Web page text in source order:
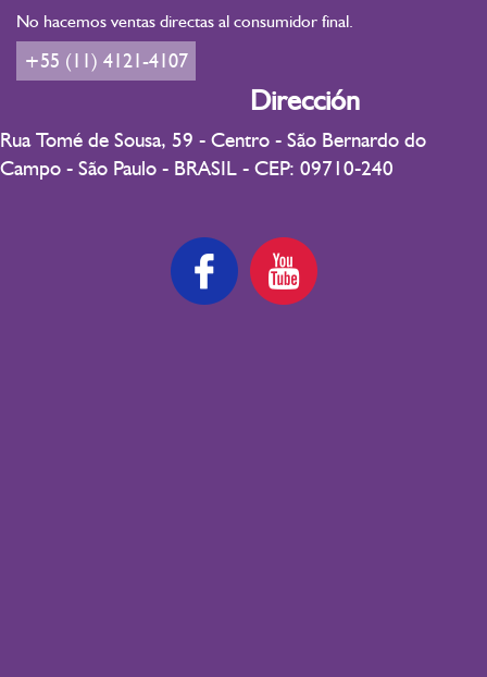
No hacemos ventas directas al consumidor final.
+55 (11) 4121-4107
Dirección
Rua Tomé de Sousa, 59 - Centro - São Bernardo do
Campo - São Paulo - BRASIL - CEP: 09710-240